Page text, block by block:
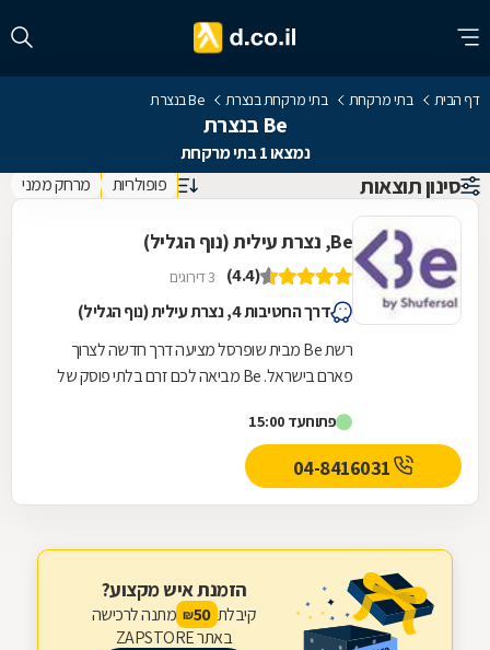
דף הבית בתי מרקחת בתי מרקחת בנצרת Be בנצרת
Be בנצרת
נמצאו 1 בתי מרקחת
סינון תוצאות פופולריות מרחק ממני
Be, נצרת עילית (נוף הגליל)
(4.4) 3 דירוגים
דרך החטיבות 4, נצרת עילית (נוף הגליל)
רשת Be מבית שופרסל מציעה דרך חדשה לצרוך
פארם בישראל. Be מביאה לכם זרם בלתי פוסק של
ובחו"ל, כזה...
פתוחעד 15:00
04-8416031
הזמנת איש מקצוע?
קיבלת 50
₪ מתנה לרכישה
באתר ZAPSTORE